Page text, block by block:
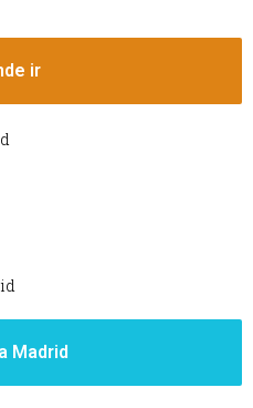
ir
Madrid